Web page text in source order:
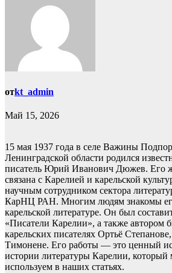
отkt_admin
Май 15, 2026
15 мая 1937 года в селе Важины
Ленинградской области родился
писатель Юрий Иванович Дюжев. Его
связана с Карелией и карельской
научным сотрудником сектора
КарНЦ РАН. Многим людям знакомы
карельской литературе. Он был
«Писатели Карелии», а также автором
карельских писателях Ортьё
Тимонене. Его работы — это ценный
истории литературы Карелии,
используем в наших статьях.